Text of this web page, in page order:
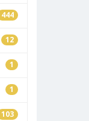
444
12
1
1
103